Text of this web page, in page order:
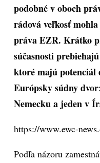
podobné v oboch
rádová veľkosť
práva EZR. Krátko
súčasnosti
ktoré majú potenciál
Európsky súdny
Nemecku a jeden v
https://www.ewc-
Podľa názoru